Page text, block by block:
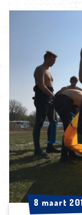
8 maart
8 maart